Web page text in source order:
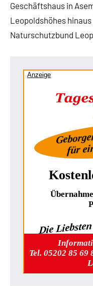
Geschäftshaus in
Leopoldshöhes
Naturschutzbund
Anzeige
für
Die
Tel. 05202 85 69